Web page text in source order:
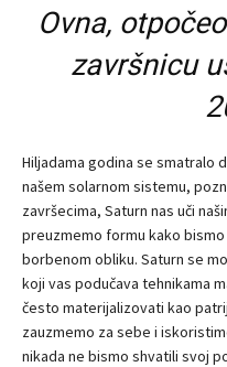
Ovna,
završnicu
Hiljadama godina se smatralo
našem solarnom sistemu,
završecima, Saturn nas uči
preuzmemo formu kako
borbenom obliku. Saturn se
koji vas podučava tehnikama
često materijalizovati kao
zauzmemo za sebe i
nikada ne bismo shvatili svoj